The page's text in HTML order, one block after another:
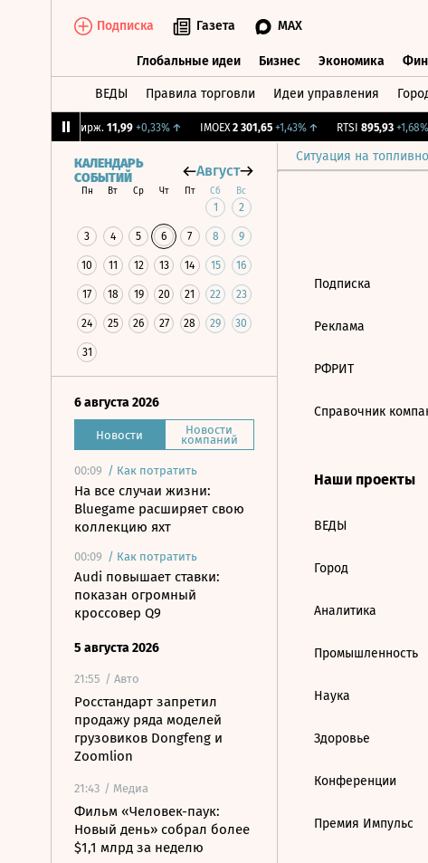
Подписка Газета MAX
Глобальные идеи Бизнес Экономика
ВЕДЫ Правила торговли Идеи управления
CNY Бирж. 11,99 +0,33%↑ IMOEX 2 301,65 +1,43%↑ RTSI 895,93 +1,68%
Ситуация на
КАЛЕНДАРЬ
СОБЫТИЙ
Август
Пн Вт Ср Чт Пт Сб Вс
1 2
3 4 5 6 7 8 9
10 11 12 13 14 15 16
17 18 19 20 21 22 23
24 25 26 27 28 29 30
31
6 августа 2026
Новости Новости
компаний
00:09 / Как потратить
На все случаи жизни:
Bluegame расширяет свою
коллекцию яхт
00:09 / Как потратить
Audi повышает ставки:
показан огромный
кроссовер Q9
5 августа 2026
21:55 / Авто
Росстандарт запретил
продажу ряда моделей
грузовиков Dongfeng и
Zoomlion
21:43 / Медиа
Фильм «Человек-паук:
Новый день» собрал более
$1,1 млрд за неделю
Подписка
Реклама
РФРИТ
Справочник
Наши проекты
ВЕДЫ
Город
Аналитика
Промышленность
Наука
Здоровье
Конференции
Премия Импульс